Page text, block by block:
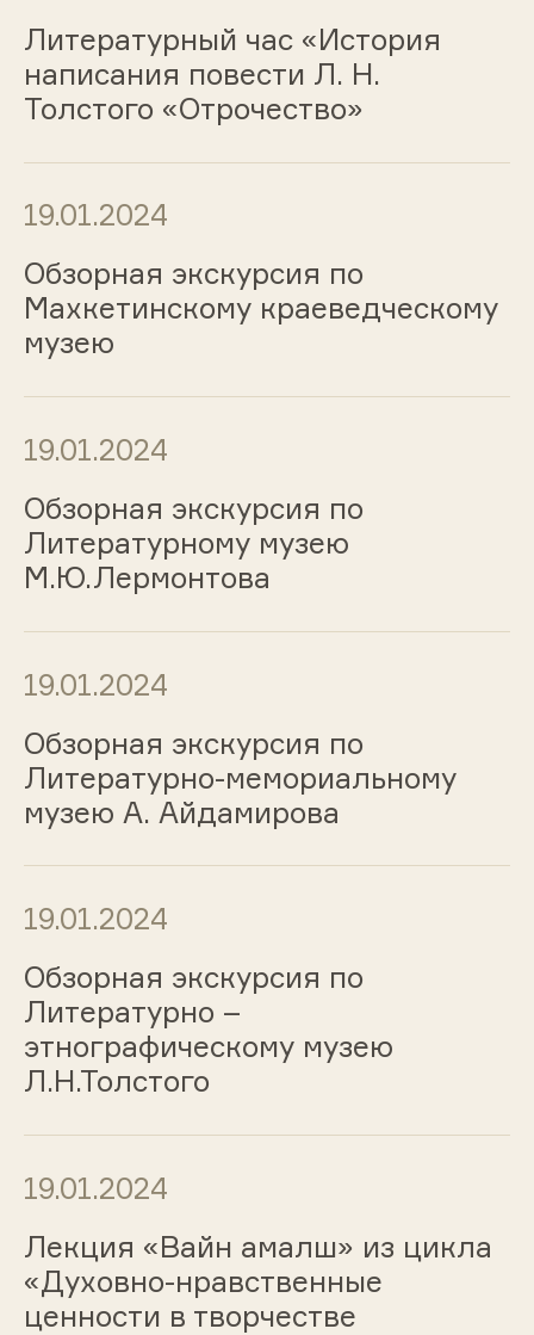
Литературный час «История
написания повести Л. Н.
Толстого «Отрочество»
19.01.2024
Обзорная экскурсия по
Махкетинскому краеведческому
музею
19.01.2024
Обзорная экскурсия по
Литературному музею
М.Ю.Лермонтова
19.01.2024
Обзорная экскурсия по
Литературно-мемориальному
музею А. Айдамирова
19.01.2024
Обзорная экскурсия по
Литературно –
этнографическому музею
Л.Н.Толстого
19.01.2024
Лекция «Вайн амалш» из цикла
«Духовно-нравственные
ценности в творчестве